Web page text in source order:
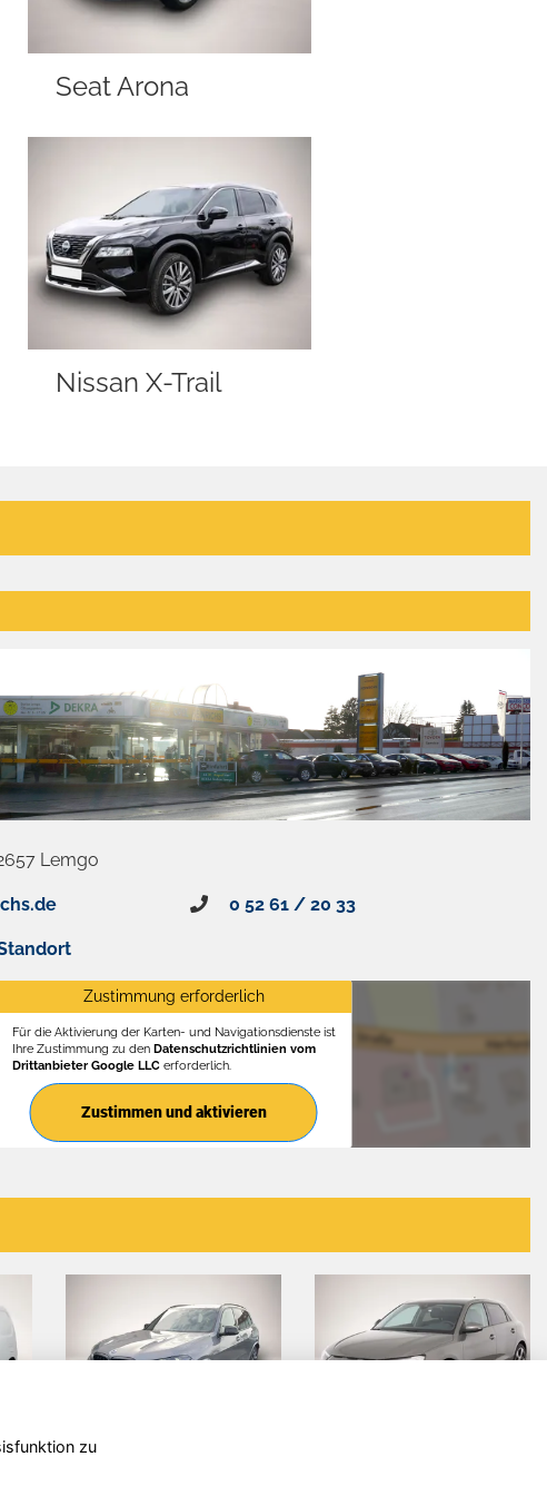
Seat Arona
Nissan X-Trail
Lemgo
0 52 61 / 20 33
Zustimmung erforderlich
Für die Aktivierung der Karten- und Navigationsdienste ist
Ihre Zustimmung zu den Datenschutzrichtlinien vom
Drittanbieter Google LLCerforderlich.
Zustimmen und aktivieren
Audi A1
zu